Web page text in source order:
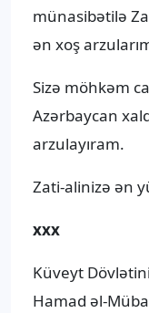
münasibətilə
ən xoş
Sizə möhkəm
Azərbaycan
arzulayıram.
Zati-alinizə ən
xxx
Küveyt
Hamad əl-